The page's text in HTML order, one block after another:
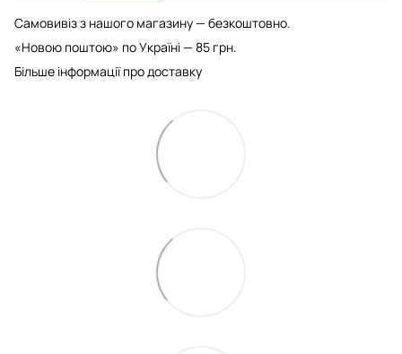
Самовивіз з нашого магазину — безкоштовно.
«Новою поштою» по Україні — 85 грн.
Більше інформації про доставку